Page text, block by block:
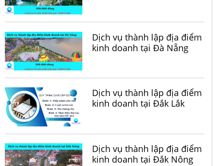
Dịch vụ thành lập địa điểm
kinh doanh tại Đà Nẵng
Dịch vụ thành lập địa điểm
kinh doanh tại Đắk Lắk
Dịch vụ thành lập địa điểm
kinh doanh tại Đắk Nông